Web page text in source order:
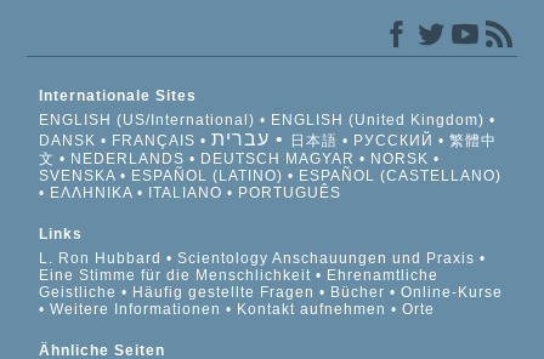
Internationale Sites
ENGLISH (US/International)
ENGLISH (United Kingdom)
DANSK
FRANÇAIS עברית 日本語 РУССКИЙ
繁體中
文
NEDERLANDS DEUTSCH MAGYAR
NORSK
SVENSKA
ESPAÑOL (LATINO)
ESPAÑOL (CASTELLANO)
ΕΛΛΗΝΙΚA
ITALIANO PORTUGUÊS
Links
L. Ron Hubbard
Scientology Anschauungen und Praxis
Eine Stimme für die Menschlichkeit
Ehrenamtliche
Geistliche
Häufig gestellte Fragen Bücher
Online-Kurse
Weitere Informationen
Kontakt aufnehmen Orte
Ähnliche Seiten